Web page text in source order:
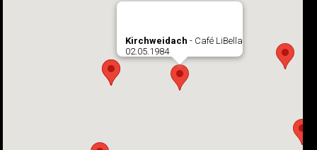
Kirchweidach - Café LiBella
02.05.1984